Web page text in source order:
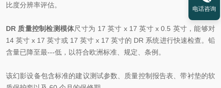
比度分辨率评估。
DR 质量控制检测模体尺寸为 17 英寸 x 17 英寸 x 0.5 英寸，能够对
14 英寸 x 17 英寸或 17 英寸 x 17 英寸的 DR 系统进行快速检查。铅
含量已降至最---低，以符合欧洲标准、规定、条例。
该幻影设备包含标准的建议测试参数、质量控制报告表、带衬垫的软
电话咨询